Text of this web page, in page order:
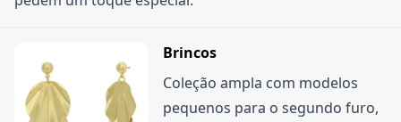
Brincos
Coleção ampla com modelos
pequenos para o segundo furo,